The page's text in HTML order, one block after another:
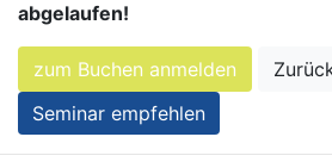
abgelaufen!
Seminar empfehlen